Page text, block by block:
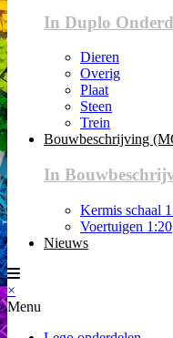
In Duplo
Dieren
Overig
Plaat
Steen
Trein
Bouwbeschrijving
In
Kermis schaal
Voertuigen 1:20
Nieuws
×
Menu